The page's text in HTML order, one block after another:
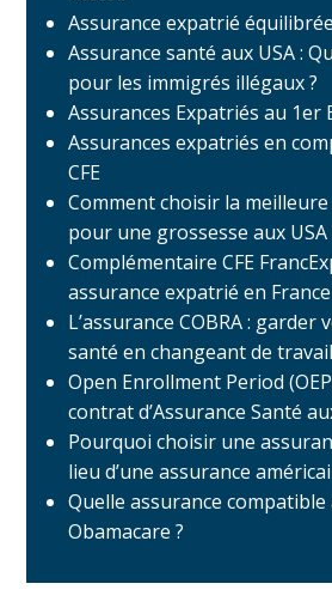
Assurance expatrié
Assurance santé aux USA :
pour les immigrés illégaux ?
Assurances Expatriés au 1er
Assurances expatriés en
CFE
Comment choisir la
pour une grossesse aux USA
Complémentaire CFE
assurance expatrié en France
L’assurance COBRA : garder
santé en changeant de
Open Enrollment Period
contrat d’Assurance Santé
Pourquoi choisir une
lieu d’une assurance
Quelle assurance compatible
Obamacare ?